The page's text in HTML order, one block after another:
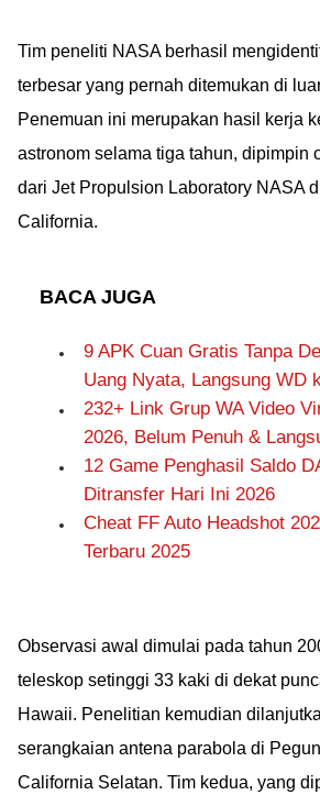
Tim peneliti NASA berhasil
terbesar yang pernah ditemukan di
Penemuan ini merupakan hasil kerja
astronom selama tiga tahun, dipimpin
dari Jet Propulsion Laboratory NASA
California.
BACA JUGA
9 APK Cuan Gratis Tanpa
Uang Nyata, Langsung WD
232+ Link Grup WA Video
2026, Belum Penuh &
12 Game Penghasil Saldo
Ditransfer Hari Ini 2026
Cheat FF Auto Headshot
Terbaru 2025
Observasi awal dimulai pada tahun
teleskop setinggi 33 kaki di dekat
Hawaii. Penelitian kemudian
serangkaian antena parabola di
California Selatan. Tim kedua, yang